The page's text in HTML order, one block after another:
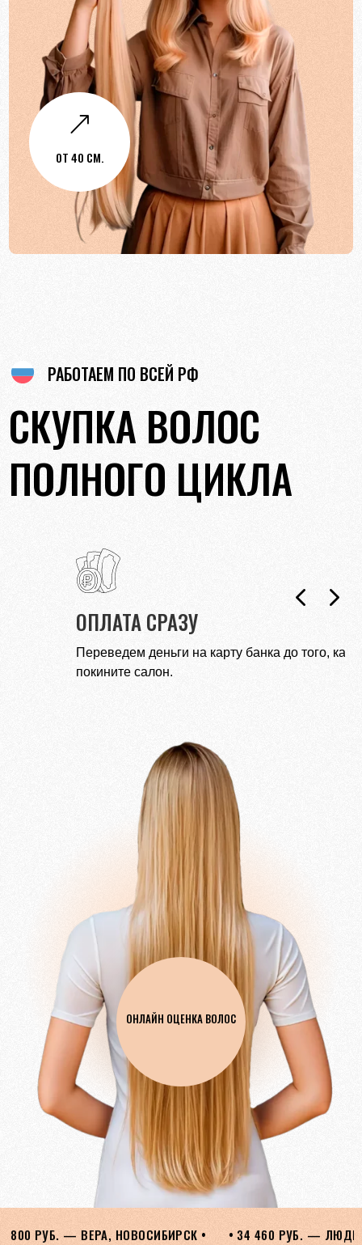
&
ОТ 40 СМ.
РАБОТАЕМ ПО ВСЕЙ РФ
СКУПКА ВОЛОС
ПОЛНОГО ЦИКЛА
ЧЕСТНАЯ ЦЕНА
Никогда не вводим в заблуждение нереалистичными
ОНЛАЙН ОЦЕНКА ВОЛОС
• • 34 460 РУБ. — ЛЮДМИЛА, ОРЕНБУРГ • • 28 050